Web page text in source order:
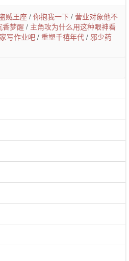
贼王座 / 你抱我一下 / 营业对象他不
香梦醒 / 主角攻为什么用这种眼神看
写作业吧 / 重塑千禧年代 / 邪少药